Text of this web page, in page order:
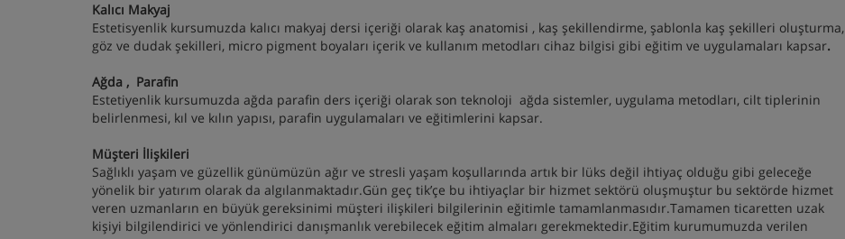
Kalıcı Makyaj
Estetisyenlik kursumuzda kalıcı makyaj dersi içeriği olarak kaş anatomisi , kaş şekillendirme, şablonla kaş şekilleri oluşturma,
göz ve dudak şekilleri, micro pigment boyaları içerik ve kullanım metodları cihaz bilgisi gibi eğitim ve uygulamaları kapsar.
Ağda , Parafin
Estetiyenlik kursumuzda ağda parafin ders içeriği olarak son teknoloji ağda sistemler, uygulama metodları, cilt tiplerinin
belirlenmesi, kıl ve kılın yapısı, parafin uygulamaları ve eğitimlerini kapsar.
Müşteri İlişkileri
Sağlıklı yaşam ve güzellik günümüzün ağır ve stresli yaşam koşullarında artık bir lüks değil ihtiyaç olduğu gibi geleceğe
yönelik bir yatırım olarak da algılanmaktadır.Gün geç tik’çe bu ihtiyaçlar bir hizmet sektörü oluşmuştur bu sektörde hizmet
veren uzmanların en büyük gereksinimi müşteri ilişkileri bilgilerinin eğitimle tamamlanmasıdır.Tamamen ticaretten uzak
kişiyi bilgilendirici ve yönlendirici danışmanlık verebilecek eğitim almaları gerekmektedir.Eğitim kurumumuzda verilen